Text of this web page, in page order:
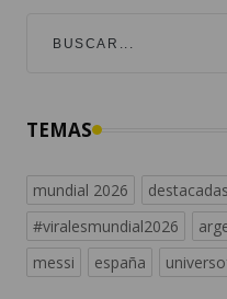
TEMAS
mundial 2026 destacadas
#viralesmundial2026
messi
españa